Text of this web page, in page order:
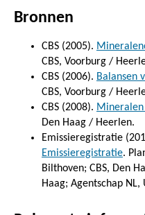
Bronnen
CBS (2005).
CBS, Voorburg /
CBS (2006). Balansen
CBS, Voorburg /
CBS (2008).
Den Haag / Heerlen.
Emissieregistratie
Emissieregistratie.
Bilthoven; CBS, Den
Haag; Agentschap